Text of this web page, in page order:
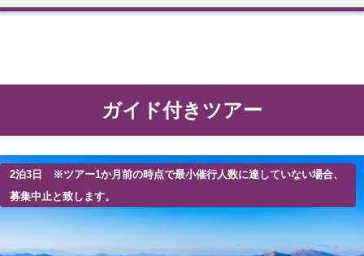
ガイド付きツアー
2泊3日 ※ツアー1か月前の時点で最小催行人数に達していない場合、
募集中止と致します。